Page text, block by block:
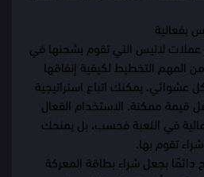
بفعالية
لاتيس التي تقوم بشحنها في
المهم التخطيط لكيفية إنفاقها
يمكنك اتباع استراتيجية
ممكنة. الاستخدام الفعال
في اللعبة فحسب، بل يمنحك
تقوم بها.
دائمًا بجعل شراء بطاقة المعركة